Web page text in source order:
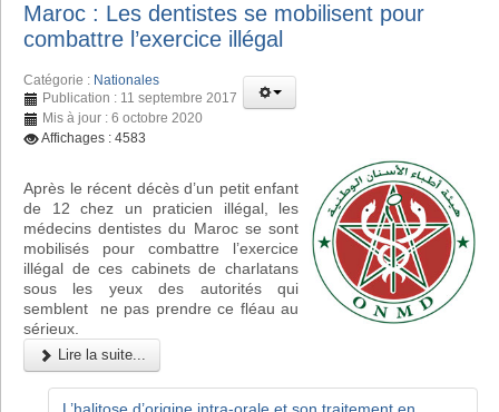
Maroc : Les dentistes se mobilisent pour
combattre l’exercice illégal
Catégorie : Nationales
Publication : 11 septembre 2017
Mis à jour : 6 octobre 2020
Affichages : 4583
Après le récent décès d’un petit enfant
de 12 chez un praticien illégal, les
médecins dentistes du Maroc se sont
mobilisés pour combattre l’exercice
illégal de ces cabinets de charlatans
sous les yeux des autorités qui
semblent ne pas prendre ce fléau au
sérieux.
Lire la suite...